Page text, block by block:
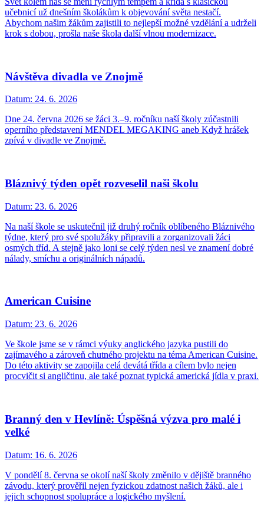
učebnicí už dnešním školákům k objevování světa nestačí.
Abychom našim žákům zajistili to nejlepší možné vzdělání a udrželi
krok s dobou, prošla naše škola další vlnou modernizace.
Návštěva divadla ve Znojmě
Datum: 24. 6. 2026
Dne 24. června 2026 se žáci 3.–9. ročníku naší školy zúčastnili
operního představení MENDEL MEGAKING aneb Když hrášek
zpívá v divadle ve Znojmě.
Bláznivý týden opět rozveselil naši školu
Datum: 23. 6. 2026
Na naší škole se uskutečnil již druhý ročník oblíbeného Bláznivého
týdne, který pro své spolužáky připravili a zorganizovali žáci
osmých tříd. A stejně jako loni se celý týden nesl ve znamení dobré
nálady, smíchu a originálních nápadů.
American Cuisine
Datum: 23. 6. 2026
Ve škole jsme se v rámci výuky anglického jazyka pustili do
zajímavého a zároveň chutného projektu na téma American Cuisine.
Do této aktivity se zapojila celá devátá třída a cílem bylo nejen
procvičit si angličtinu, ale také poznat typická americká jídla v praxi.
Branný den v Hevlíně: Úspěšná výzva pro malé i
velké
Datum: 16. 6. 2026
V pondělí 8. června se okolí naší školy změnilo v dějiště branného
závodu, který prověřil nejen fyzickou zdatnost našich žáků, ale i
jejich schopnost spolupráce a logického myšlení.